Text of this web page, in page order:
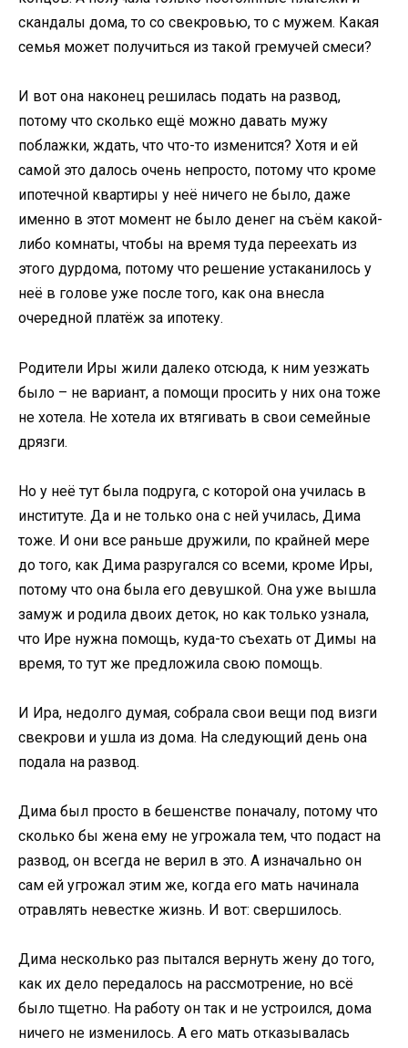
скандалы дома, то со свекровью, то с мужем. Какая
семья может получиться из такой гремучей смеси?
И вот она наконец решилась подать на развод,
потому что сколько ещё можно давать мужу
поблажки, ждать, что что-то изменится? Хотя и ей
самой это далось очень непросто, потому что кроме
ипотечной квартиры у неё ничего не было, даже
именно в этот момент не было денег на съём какой-
либо комнаты, чтобы на время туда переехать из
этого дурдома, потому что решение устаканилось у
неё в голове уже после того, как она внесла
очередной платёж за ипотеку.
Родители Иры жили далеко отсюда, к ним уезжать
было – не вариант, а помощи просить у них она тоже
не хотела. Не хотела их втягивать в свои семейные
дрязги.
Но у неё тут была подруга, с которой она училась в
институте. Да и не только она с ней училась, Дима
тоже. И они все раньше дружили, по крайней мере
до того, как Дима разругался со всеми, кроме Иры,
потому что она была его девушкой. Она уже вышла
замуж и родила двоих деток, но как только узнала,
что Ире нужна помощь, куда-то съехать от Димы на
время, то тут же предложила свою помощь.
И Ира, недолго думая, собрала свои вещи под визги
свекрови и ушла из дома. На следующий день она
подала на развод.
Дима был просто в бешенстве поначалу, потому что
сколько бы жена ему не угрожала тем, что подаст на
развод, он всегда не верил в это. А изначально он
сам ей угрожал этим же, когда его мать начинала
отравлять невестке жизнь. И вот: свершилось.
Дима несколько раз пытался вернуть жену до того,
как их дело передалось на рассмотрение, но всё
было тщетно. На работу он так и не устроился, дома
ничего не изменилось. А его мать отказывалась